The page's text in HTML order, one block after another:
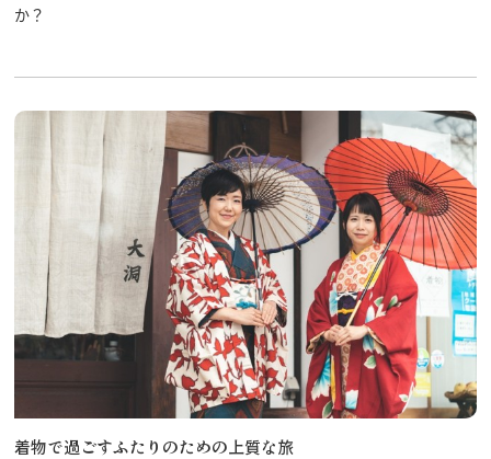
か？
着物で過ごすふたりのための上質な旅